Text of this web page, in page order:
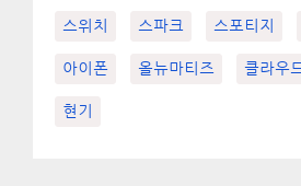
스위치 스파크 스포티지
아이폰 올뉴마티즈 클라우
현기